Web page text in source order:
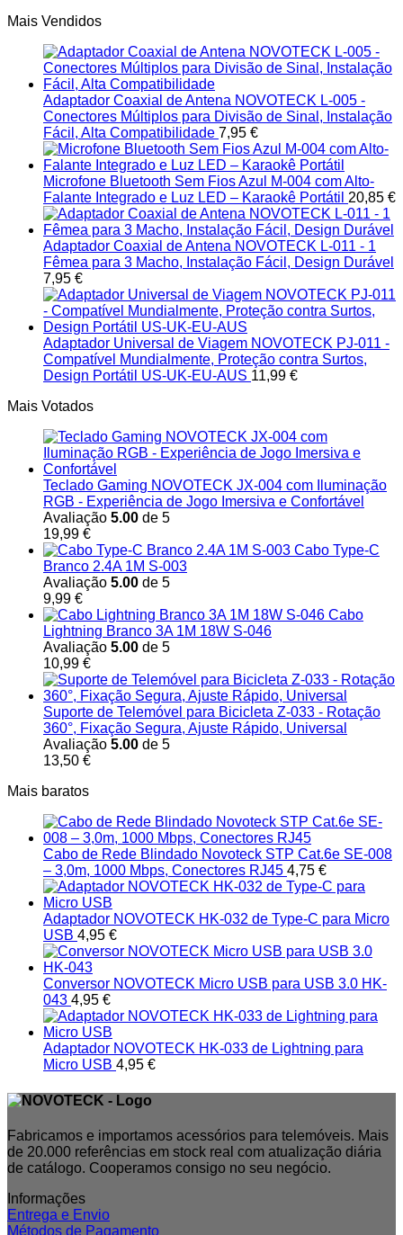
Mais Vendidos
Adaptador Coaxial de Antena NOVOTECK L-005 -
Conectores Múltiplos para Divisão de Sinal, Instalação
Fácil, Alta Compatibilidade 7,95 €
Microfone Bluetooth Sem Fios Azul M-004 com Alto-
Falante Integrado e Luz LED – Karaokê Portátil 20,85 €
Adaptador Coaxial de Antena NOVOTECK L-011 - 1
Fêmea para 3 Macho, Instalação Fácil, Design Durável
7,95 €
Adaptador Universal de Viagem NOVOTECK PJ-011 -
Compatível Mundialmente, Proteção contra Surtos,
Design Portátil US-UK-EU-AUS 11,99 €
Mais Votados
Teclado Gaming NOVOTECK JX-004 com Iluminação
RGB - Experiência de Jogo Imersiva e Confortável
Avaliação 5.00 de 5
19,99 €
Cabo Type-C
Branco 2.4A 1M S-003
Avaliação 5.00 de 5
9,99 €
Cabo
Lightning Branco 3A 1M 18W S-046
Avaliação 5.00 de 5
10,99 €
Suporte de Telemóvel para Bicicleta Z-033 - Rotação
360°, Fixação Segura, Ajuste Rápido, Universal
Avaliação 5.00 de 5
13,50 €
Mais baratos
Cabo de Rede Blindado Novoteck STP Cat.6e SE-008
– 3,0m, 1000 Mbps, Conectores RJ45 4,75 €
Adaptador NOVOTECK HK-032 de Type-C para Micro
USB 4,95 €
Conversor NOVOTECK Micro USB para USB 3.0 HK-
043 4,95 €
Adaptador NOVOTECK HK-033 de Lightning para
Micro USB 4,95 €
Fabricamos e importamos acessórios para telemóveis. Mais
de 20.000 referências em stock real com atualização diária
de catálogo. Cooperamos consigo no seu negócio.
Informações
Entrega e Envio
Métodos de Pagamento